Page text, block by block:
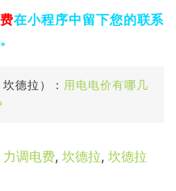
在小程序中留下您的联系
德拉）： 用电电价有哪几
力调电费, 坎德拉, 坎德拉